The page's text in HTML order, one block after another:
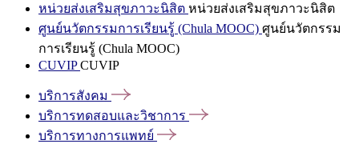
หน่วยส่งเสริมสุขภาวะนิสิต หน่วยส่งเสริมสุขภาวะนิสิต
ศูนย์นวัตกรรมการเรียนรู้ (Chula MOOC) ศูนย์นวัตกรรม
การเรียนรู้ (Chula MOOC)
CUVIPCUVIP
บริการสังคม
บริการทดสอบและวิชาการ
บริการทางการแพทย์